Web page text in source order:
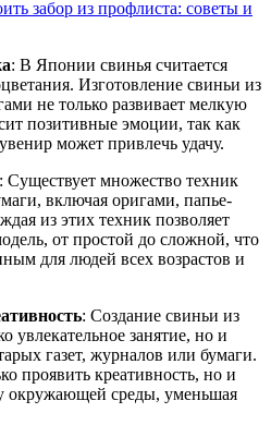
забор из профлиста: советы и
: В Японии свинья считается
Изготовление свиньи из
не только развивает мелкую
позитивные эмоции, так как
может привлечь удачу.
: Существует множество техник
включая оригами, папье-
из этих техник позволяет
от простой до сложной, что
для людей всех возрастов и
: Создание свиньи из
увлекательное занятие, но и
газет, журналов или бумаги.
проявить креативность, но и
окружающей среды, уменьшая